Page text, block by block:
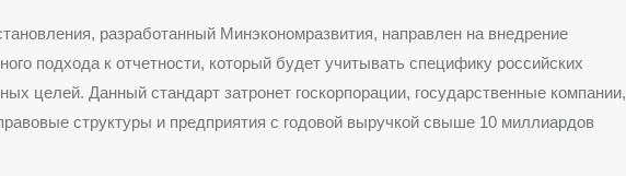
разработанный Минэкономразвития, направлен на внедрение
подхода к отчетности, который будет учитывать специфику российских
целей. Данный стандарт затронет госкорпорации, государственные компании,
структуры и предприятия с годовой выручкой свыше 10 миллиардов